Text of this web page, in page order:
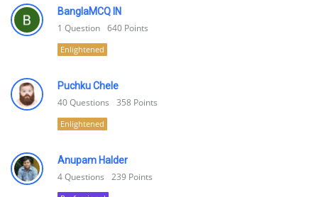
BanglaMCQ IN
1 Question 640 Points
Enlightened
Puchku Chele
40Questions 358 Points
Enlightened
Anupam Halder
4Questions 239 Points